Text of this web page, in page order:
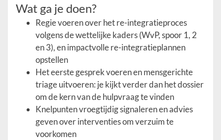
Wat ga je doen?
Regie voeren over het re-integratieproces
volgens de wettelijke kaders (WvP, spoor 1, 2
en 3), en impact­volle re-integratieplannen
opstellen
Het eerste gesprek voeren en mensgerichte
triage uitvoeren: je kijkt verder dan het dossier
om de kern van de hulpvraag te vinden
Knelpunten vroegtijdig signaleren en advies
geven over interventies om verzuim te
voorkomen